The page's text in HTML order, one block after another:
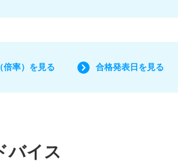
倍率）を見る 合格発表日を見る
バイス